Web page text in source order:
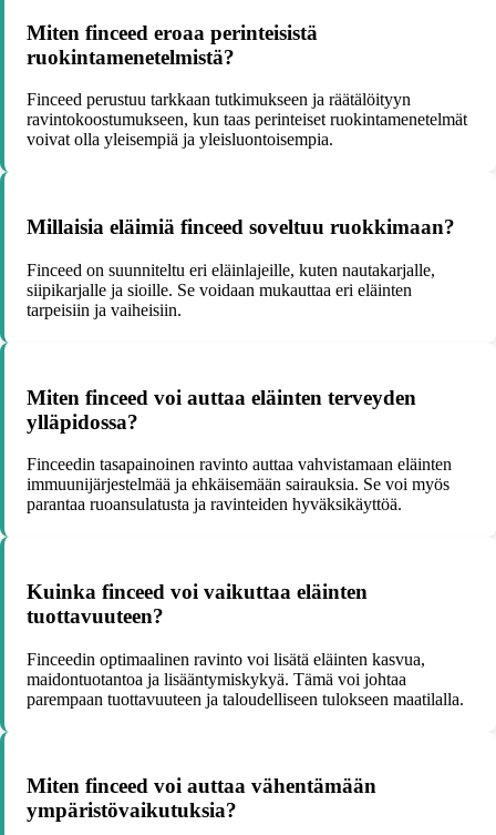
Miten finceed eroaa perinteisistä
ruokintamenetelmistä?
Finceed perustuu tarkkaan tutkimukseen ja räätälöityyn
ravintokoostumukseen, kun taas perinteiset ruokintamenetelmät
voivat olla yleisempiä ja yleisluontoisempia.
Millaisia eläimiä finceed soveltuu ruokkimaan?
Finceed on suunniteltu eri eläinlajeille, kuten nautakarjalle,
siipikarjalle ja sioille. Se voidaan mukauttaa eri eläinten
tarpeisiin ja vaiheisiin.
Miten finceed voi auttaa eläinten terveyden
ylläpidossa?
Finceedin tasapainoinen ravinto auttaa vahvistamaan eläinten
immuunijärjestelmää ja ehkäisemään sairauksia. Se voi myös
parantaa ruoansulatusta ja ravinteiden hyväksikäyttöä.
Kuinka finceed voi vaikuttaa eläinten
tuottavuuteen?
Finceedin optimaalinen ravinto voi lisätä eläinten kasvua,
maidontuotantoa ja lisääntymiskykyä. Tämä voi johtaa
parempaan tuottavuuteen ja taloudelliseen tulokseen maatilalla.
Miten finceed voi auttaa vähentämään
ympäristövaikutuksia?